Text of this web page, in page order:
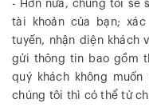
- Hơn nữa, chúng tôi sẽ
tài khoản của bạn;
tuyến, nhận diện khách
gửi thông tin bao gồm
quý khách không
chúng tôi thì có thể từ